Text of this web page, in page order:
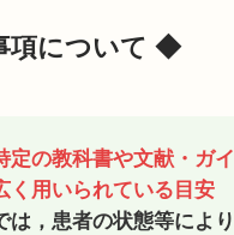
項について ◆
定の教科書や文献・ガイ
く用いられている目安
，患者の状態等により